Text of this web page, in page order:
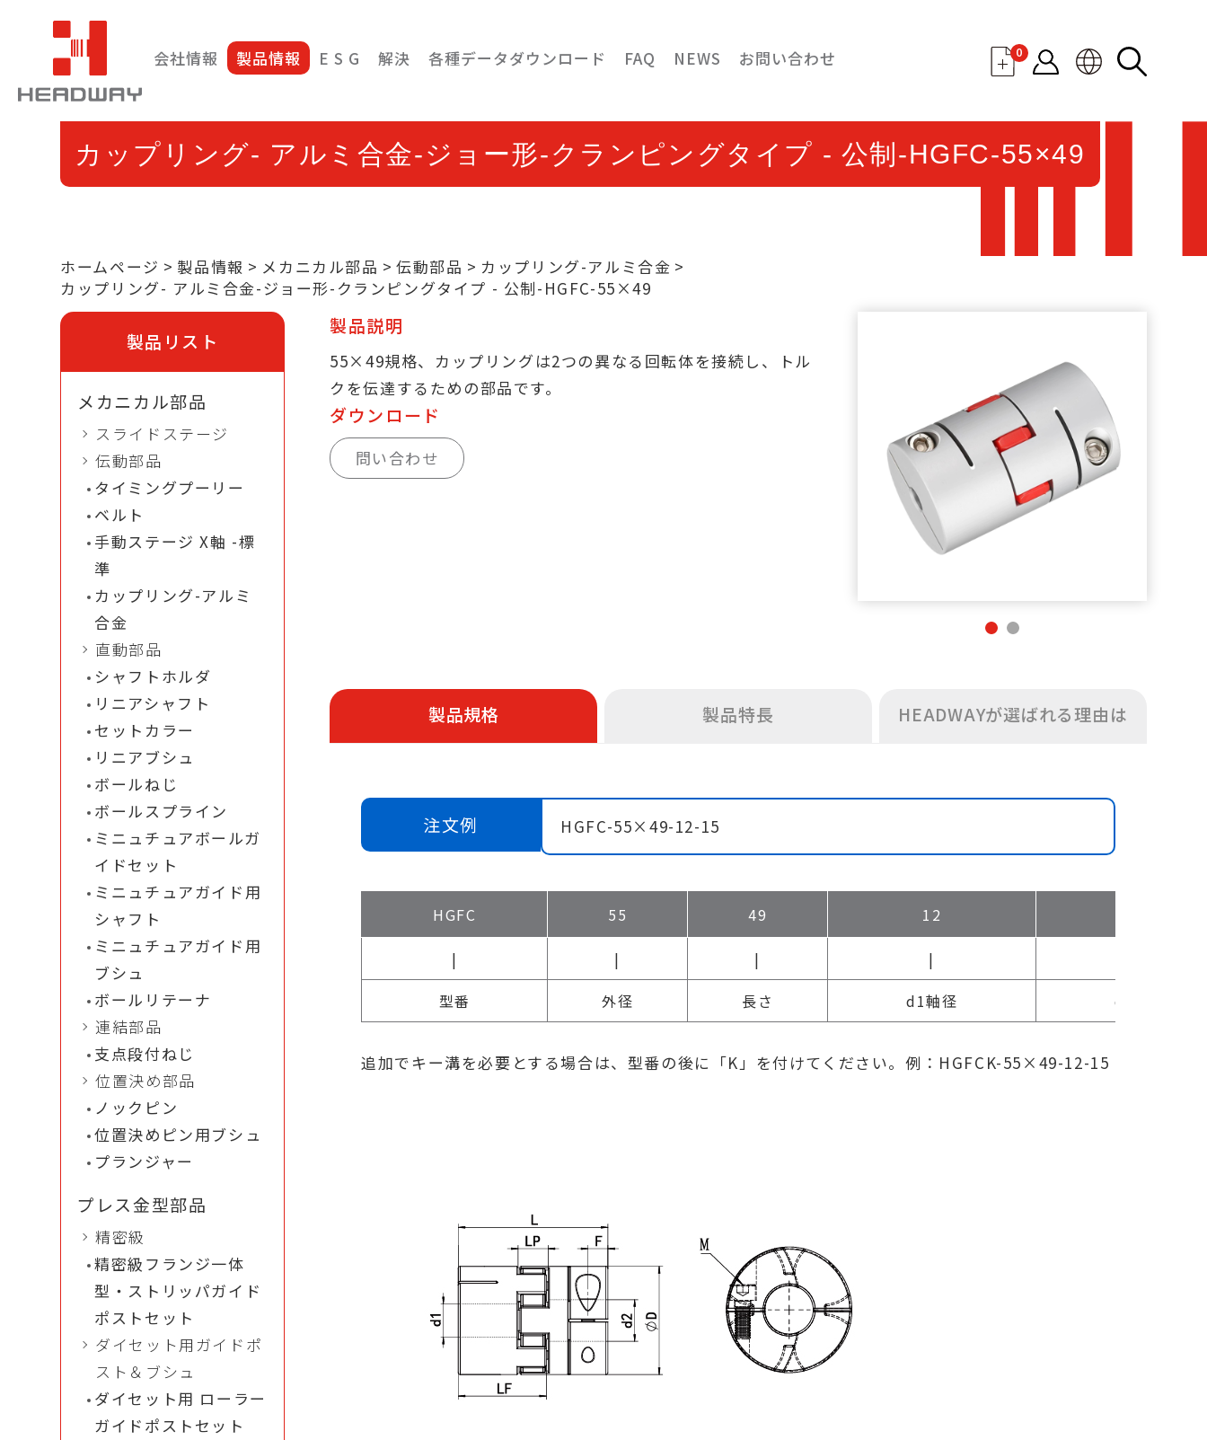
0
会社情報 製品情報 E S G 解決 各種データダウンロード FAQ NEWS お問い合わせ
カップリング- アルミ合金-ジョー形-クランピングタイプ - 公制-HGFC-55×49
ホームページ 製品情報 メカニカル部品 伝動部品
カップリング-アルミ合金
カップリング- アルミ合金-ジョー形-クランピングタイプ - 公制-HGFC-55×49
製品リスト
メカニカル部品
スライドステージ
伝動部品
タイミングプーリー
ベルト
手動ステージ X軸 -標
準
カップリング-アルミ
合金
直動部品
シャフトホルダ
リニアシャフト
セットカラー
リニアブシュ
ボールねじ
ボールスプライン
ミニュチュアボールガ
イドセット
ミニュチュアガイド用
シャフト
ミニュチュアガイド用
ブシュ
ボールリテーナ
連結部品
支点段付ねじ
位置決め部品
ノックピン
位置決めピン用ブシュ
プランジャー
プレス金型部品
精密級
精密級フランジ一体
型・ストリッパガイド
ポストセット
ダイセット用ガイドポ
スト＆ブシュ
ダイセット用 ローラー
ガイドポストセット
製品説明
55×49規格、カップリングは2つの異なる回転体を接続し、トル
クを伝達するための部品です。
ダウンロード
問い合わせ
製品規格 製品特長 HEADWAYが選ばれる理由は
注文例 HGFC-55×49-12-15
HGFC 55 49 12
| | | |
型番
外径 長さ d1軸径 d2軸径
追加でキー溝を必要とする場合は、型番の後に「K」を付けてください。例：HGFCK-55×49-12-15